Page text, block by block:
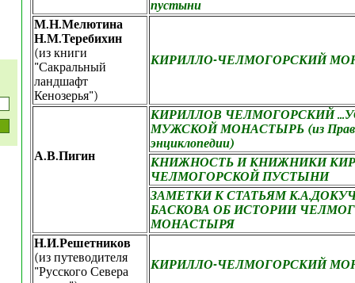
пустыни
М.Н.Мелютина
Н.М.Теребихин
(из книги
"Сакральный
ландшафт
Кенозерья")
КИРИЛЛО-ЧЕЛМОГОРСКИЙ
А.В.Пигин
КИРИЛЛОВ ЧЕЛМОГОРСКИЙ
МУЖСКОЙ МОНАСТЫРЬ (из
энциклопедии)
КНИЖНОСТЬ И КНИЖНИКИ
ЧЕЛМОГОРСКОЙ ПУСТЫНИ
ЗАМЕТКИ К СТАТЬЯМ
БАСКОВА ОБ ИСТОРИИ
МОНАСТЫРЯ
Н.И.Решетников
(из путеводителя
"Русского Севера
КИРИЛЛО-ЧЕЛМОГОРСКИЙ